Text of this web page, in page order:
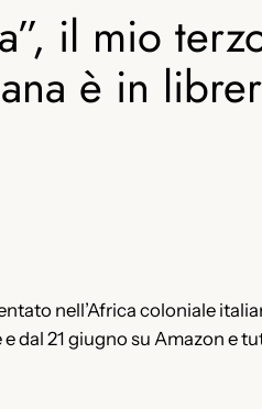
il mio
è in
nell’Africa coloniale
dal 21 giugno su Amazon e